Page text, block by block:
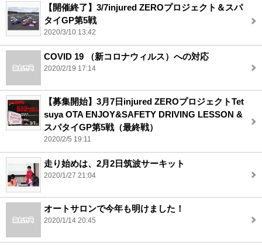
【開催終了】3/7injured ZEROプロジェクト＆スパ
タイGP第5戦
2020/3/10 13:42
COVID 19 （新コロナウィルス）への対応
2020/2/19 17:14
【募集開始】3月7日injured ZEROプロジェクトTet
suya OTA ENJOY&SAFETY DRIVING LESSON &
スパタイGP第5戦（最終戦）
2020/2/5 19:11
走り始めは、2月2日筑波サーキット
2020/1/27 21:04
オートサロンで今年も明けました！
2020/1/14 20:45